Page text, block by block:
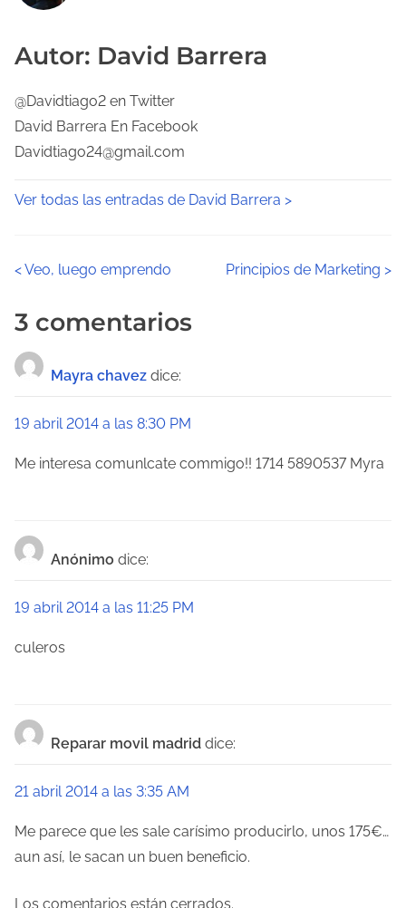
Autor: David Barrera
@Davidtiago2 en Twitter
David Barrera En Facebook
Davidtiago24@gmail.com
Ver todas las entradas de David Barrera >
N
a
v
e
g
a
ó
n
d
n
t
r
a
d
<Veo, luego emprendo Principios de Marketing >
3 comentarios
Mayra chavez dice:
19 abril 2014 a las 8:30 PM
Me interesa comunlcate commigo!! 1714 5890537 Myra
Anónimo dice:
19 abril 2014 a las 11:25 PM
culeros
Reparar movil madrid dice:
21 abril 2014 a las 3:35 AM
Me parece que les sale carísimo producirlo, unos 175€…
aun así, le sacan un buen beneficio.
Los comentarios están cerrados.